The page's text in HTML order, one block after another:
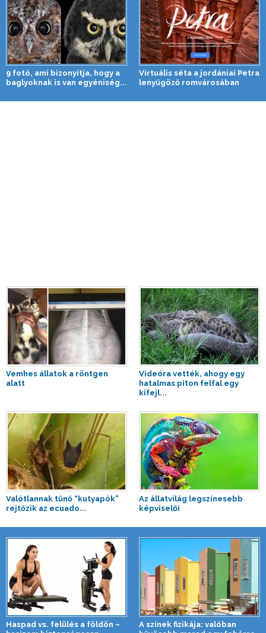
9 fotó, ami bizonyítja, hogy a
baglyoknak is van egyéniség...
Virtuális séta a jordániai Petra
lenyűgöző romvárosában
Vemhes állatok a röntgen
alatt
Videóra vették, ahogy egy
hatalmas piton felfal egy
kifejl...
Valótlannak tűnő “kutyapók”
rejtőzik az ecuado...
Az állatvilág legszínesebb
képviselői
Haspad vs. felülés a földön –
A színek fizikája: valóban